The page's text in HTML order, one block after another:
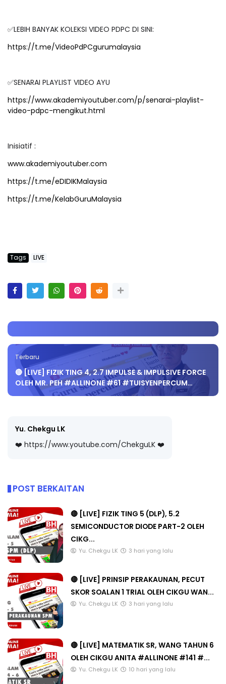
✅LEBIH BANYAK KOLEKSI VIDEO PDPC DI SINI:
https://t.me/VideoPdPCgurumalaysia
✅SENARAI PLAYLIST VIDEO AYU
https://www.akademiyoutuber.com/p/senarai-playlist-
video-pdpc-mengikut.html
Inisiatif :
www.akademiyoutuber.com
https://t.me/eDIDIKMalaysia
https://t.me/KelabGuruMalaysia
Tags LIVE
Terbaru
🔴 [LIVE] FIZIK TING 4, 2.7 IMPULSE & IMPULSIVE FORCE
OLEH MR. PEH #ALLINONE #61 #TUISYENPERCUM…
Yu. Chekgu LK
❤️ https://www.youtube.com/ChekguLK ❤️
POST BERKAITAN
🔴 [LIVE] FIZIK TING 5 (DLP), 5.2
SEMICONDUCTOR DIODE PART-2 OLEH
CIKG...
Yu. Chekgu LK 3 hari yang lalu
🔴 [LIVE] PRINSIP PERAKAUNAN, PECUT
SKOR SOALAN 1 TRIAL OLEH CIKGU WAN...
Yu. Chekgu LK 3 hari yang lalu
🔴 [LIVE] MATEMATIK SR, WANG TAHUN 6
OLEH CIKGU ANITA #ALLINONE #141 #...
Yu. Chekgu LK 10 hari yang lalu